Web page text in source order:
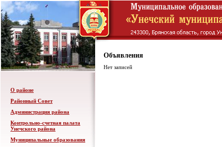
О районе
Районный Совет
Администрация района
Контрольно-счетная палата
Унечского района
Муниципальные образования
Объявления
Нет записей